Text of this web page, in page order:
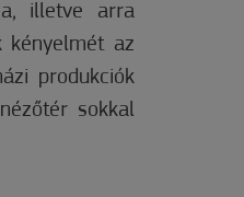
illetve arra
kényelmét az
produkciók
sokkal